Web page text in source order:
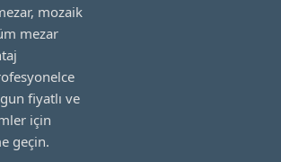
mozaik
mezar
fiyatlı ve
için
geçin.